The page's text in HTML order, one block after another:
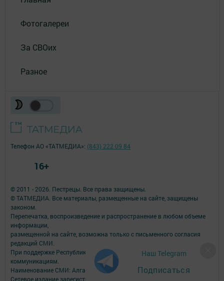
Фотогалереи
За СВОих
Разное
Наш Telegram
Подписаться
© 2011 - 2026. Пестрецы. Все права защищены.
© ТАТМЕДИА. Все материалы, размещенные на сайте, защищены
законом.
Перепечатка, воспроизведение и распространение в любом объеме
информации,
размещенной на сайте, возможна только с письменного согласия
редакций СМИ.
При поддержке Республиканского агентства по печати и массовым
коммуникациям.
Наименование СМИ: Алга (Вперед)
Сетевое издание зарегистрировано Федеральной службой по надзору
Телефон АО «ТАТМЕДИА»: (843) 222 09 84
16+